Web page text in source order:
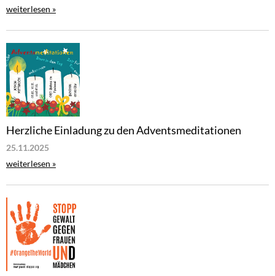
weiterlesen »
Herzliche Einladung zu den Adventsmeditationen
25.11.2025
weiterlesen »